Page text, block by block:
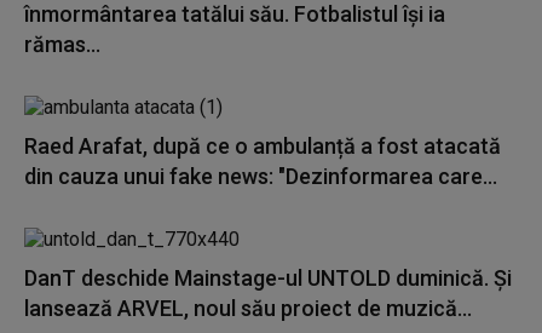
înmormântarea tatălui său. Fotbalistul își ia
rămas...
Raed Arafat, după ce o ambulanță a fost atacată
din cauza unui fake news: "Dezinformarea care...
DanT deschide Mainstage-ul UNTOLD duminică. Și
lansează ARVEL, noul său proiect de muzică...